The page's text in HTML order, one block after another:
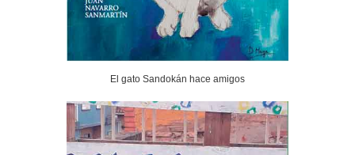
El gato Sandokán hace amigos